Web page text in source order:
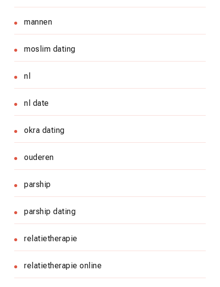
mannen
moslim dating
nl
nl date
okra dating
ouderen
parship
parship dating
relatietherapie
relatietherapie online